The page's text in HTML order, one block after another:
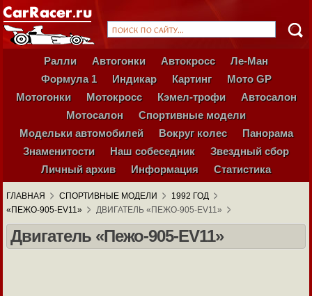
Ралли Автогонки Автокросс
Ле-Ман
Формула 1
Индикар Картинг
Мото GP
Мотогонки
Мотокросс Кэмел-трофи
Автосалон
Мотосалон
Спортивные модели
Модельки автомобилей
Вокруг колес
Панорама
Знаменитости
Наш собеседник
Звездный сбор
Личный архив
Информация Статистика
ГЛАВНАЯ СПОРТИВНЫЕ МОДЕЛИ
1992 ГОД
«ПЕЖО-905-EV11»
ДВИГАТЕЛЬ «ПЕЖО-905-EV11»
Двигатель «Пежо-905-EV11»